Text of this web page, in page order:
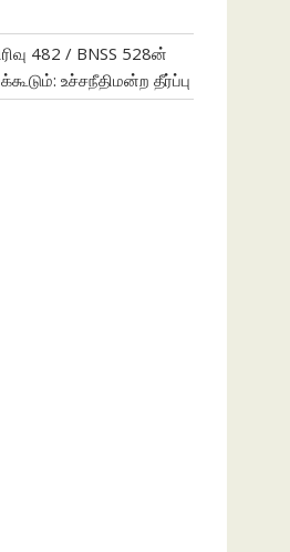
482 / BNSS 528ன்
உச்சநீதிமன்ற தீர்ப்பு